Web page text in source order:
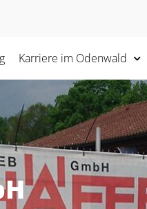
Karriere im Odenwald